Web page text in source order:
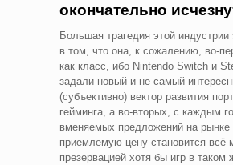
окончательно
Большая трагедия этой индустрии
в том, что она, к сожалению, во-
как класс, ибо Nintendo Switch и
задали новый и не самый
(субъективно) вектор развития
гейминга, а во-вторых, с каждым
вменяемых предложений на рынке
приемлемую цену становится всё
презервацией хотя бы игр в